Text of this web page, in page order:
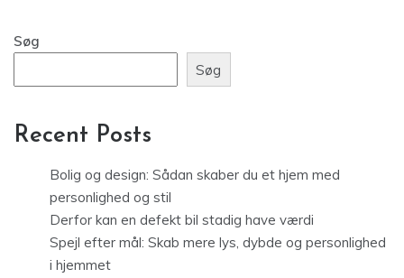
Søg
Søg
Recent Posts
Bolig og design: Sådan skaber du et hjem med
personlighed og stil
Derfor kan en defekt bil stadig have værdi
Spejl efter mål: Skab mere lys, dybde og personlighed
i hjemmet